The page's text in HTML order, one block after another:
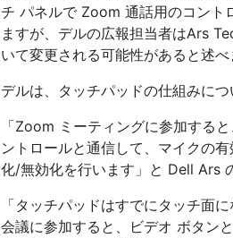
チ パネルで Zoom 通話用のコント
ますが、デルの広報担当者はArs
いて変更される可能性があると述べ
デルは、タッチパッドの仕組みにつ
「Zoom ミーティングに参加する
ントロールと通信して、マイクの
化/無効化を行います」と Dell Ars
「タッチパッドはすでにタッチ面
会議に参加すると、ビデオ ボタン